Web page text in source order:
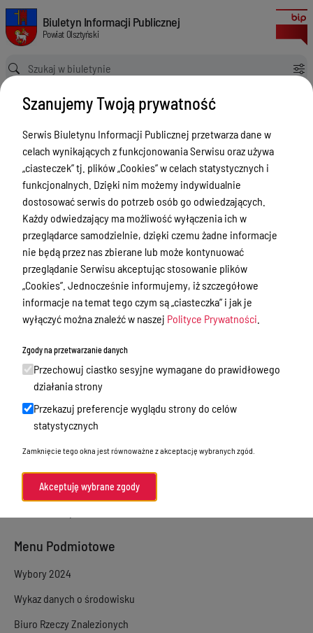
Zgłoszenia budowy 2024
Biuletyn Informacji Publicznej Powiat Olsztyński
Biuletyn Informacji Publicznej
Powiat Olsztyński
Ścieżka powrotu
Strona główna Rejestry budowlane Zgłoszenia budowy 2024
Rejestry budowlane
Menu Przedmiotowe
Kontakt i telefony w urzędzie
Ogłoszenia
Powiat Olsztyński
Rada Powiatu
Starostwo Powiatowe
Zbycie, użytkowanie wieczyste, najem,
dzierżawa, użyczenie
Sprawy załatwiane internetowo
Oświadczenia majątkowe
e-Puap/ e-Doręczenia
Akty prawne
Menu Podmiotowe
Wybory 2024
Wykaz danych o środowisku
Biuro Rzeczy Znalezionych
Szanujemy Twoją prywatność
Serwis Biuletynu Informacji Publicznej przetwarza dane w
celach wynikających z funkcjonowania Serwisu oraz używa
„ciasteczek” tj. plików „Cookies” w celach statystycznych i
funkcjonalnych. Dzięki nim możemy indywidualnie
dostosować serwis do potrzeb osób go odwiedzających.
Każdy odwiedzający ma możliwość wyłączenia ich w
przeglądarce samodzielnie, dzięki czemu żadne informacje
nie będą przez nas zbierane lub może kontynuować
przeglądanie Serwisu akceptując stosowanie plików
„Cookies”. Jednocześnie informujemy, iż szczegółowe
informacje na temat tego czym są „ciasteczka” i jak je
wyłączyć można znaleźć w naszej Polityce Prywatności
Zgody na przetwarzanie danych
Przechowuj ciastko sesyjne wymagane do prawidłowego
działania strony
Przekazuj preferencje wyglądu strony do celów
statystycznych
Zamknięcie tego okna jest równoważne z akceptację wybranych zgód.
Akceptuję wybrane zgody